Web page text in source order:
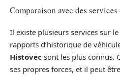
Comparaison avec des
Il existe plusieurs services sur
rapports d’historique de
Histovec sont les plus connus.
ses propres forces, et il peut